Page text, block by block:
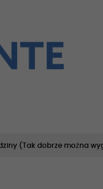
(Tak dobrze można